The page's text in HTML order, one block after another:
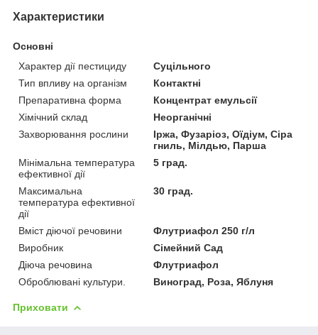
Характеристики
Основні
Характер дії пестициду
Суцільного
Тип впливу на організм
Контактні
Препаративна форма
Концентрат емульсії
Хімічний склад
Неорганічні
Захворювання рослини
Іржа, Фузаріоз, Оїдіум, Сіра
гниль, Мілдью, Парша
Мінімальна температура
ефективної дії
5 град.
Максимальна
температура ефективної
дії
30 град.
Вміст діючої речовини
Флутриафол 250 г/л
Виробник
Сімейний Сад
Діюча речовина
Флутриафол
Оброблювані культури.
Виноград, Роза, Яблуня
Приховати